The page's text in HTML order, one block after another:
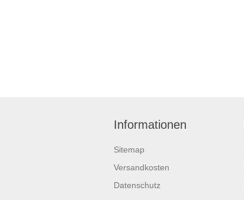
Informationen
Sitemap
Versandkosten
Datenschutz